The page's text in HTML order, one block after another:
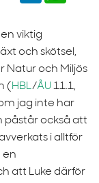
viktig
och skötsel,
Natur och Miljös
( HBL/ÅU11.1,
jag inte har
påstår också att
i alltför
en
att Luke därför